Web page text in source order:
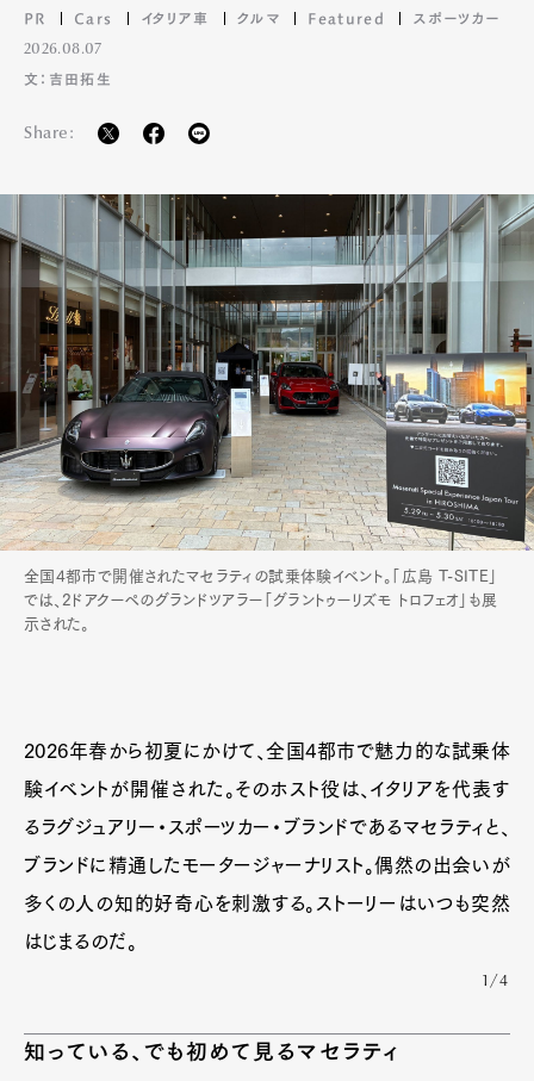
PR Cars イタリア車 クルマ Featured スポーツカー
2026.08.07
文：吉田拓生
Share:
全国4都市で開催されたマセラティの試乗体験イベント。「広島 T-SITE」
では、2ドアクーペのグランドツアラー「グラントゥーリズモ トロフェオ」も展
示された。
2026年春から初夏にかけて、全国4都市で魅力的な試乗体
験イベントが開催された。そのホスト役は、イタリアを代表す
るラグジュアリー・スポーツカー・ブランドであるマセラティと、
ブランドに精通したモータージャーナリスト。偶然の出会いが
多くの人の知的好奇心を刺激する。ストーリーはいつも突然
はじまるのだ。
1/4
知っている、でも初めて見るマセラティ